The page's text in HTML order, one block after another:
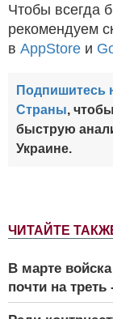
ЧИТАЙТЕ
В марте
почти на треть
Чтобы всегда
рекомендуем
в AppStore и
Подпишитесь
Страны,
быструю
Украине.